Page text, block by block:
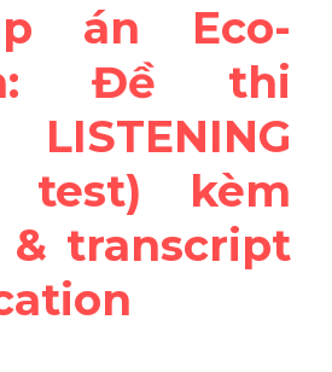
án Eco-
Đề thi
test) kèm
& transcript